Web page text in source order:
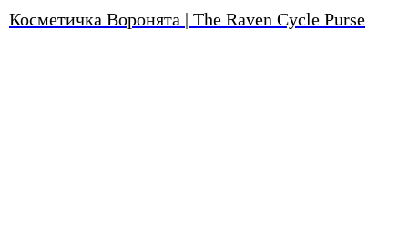
Косметичка Воронята | The Raven Cycle Purse